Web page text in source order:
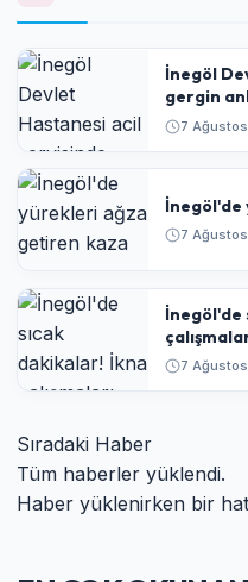
İnegöl
gergin
7
İnegöl'de
7
İnegöl'de
7
Sıradaki Haber
Tüm haberler yüklendi.
Haber yüklenirken bir